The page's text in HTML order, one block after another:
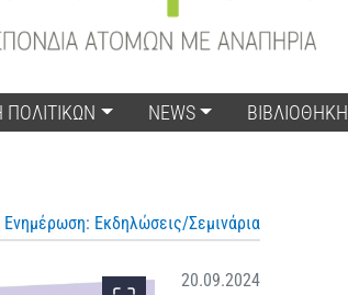
NEWS ΒΙΒΛΙΟΘΗΚΗ
Ενημέρωση: Εκδηλώσεις/Σεμινάρια
20.09.2024